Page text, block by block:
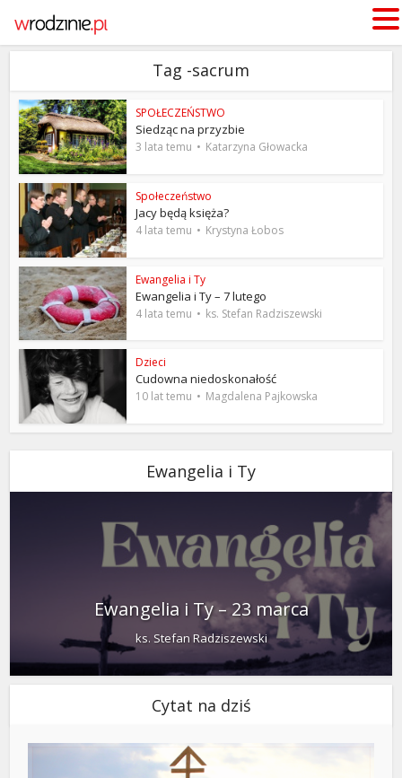
Tag -sacrum
SPOŁECZEŃSTWO
Siedząc na przyzbie
3 lata temu Katarzyna Głowacka
Społeczeństwo
Jacy będą księża?
4 lata temu Krystyna Łobos
Ewangelia i Ty
Ewangelia i Ty – 7 lutego
4 lata temu ks. Stefan Radziszewski
Dzieci
Cudowna niedoskonałość
10 lat temu Magdalena Pajkowska
Ewangelia i Ty
Ewangelia i Ty – 23 marca
ks. Stefan Radziszewski
Cytat na dziś